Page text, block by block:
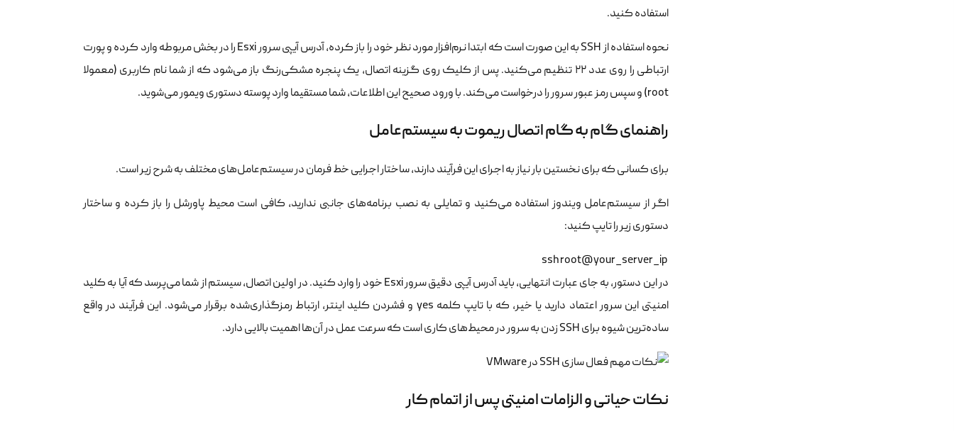
استفاده کنید.
نحوه استفاده از SSH به این صورت است که ابتدا نرم‌افزار مورد نظر خود را باز کرده، آدرس آیپی سرور Esxi را در بخش مربوطه وارد کرده و پورت
ارتباطی را روی عدد ۲۲ تنظیم می‌کنید. پس از کلیک روی گزینه اتصال، یک پنجره مشکی‌رنگ باز می‌شود که از شما نام کاربری (معمولا
root) و سپس رمز عبور سرور را درخواست می‌کند. با ورود صحیح این اطلاعات، شما مستقیما وارد پوسته دستوری ویمور می‌شوید.
راهنمای گام به گام اتصال ریموت به سیستم‌عامل
برای کسانی که برای نخستین بار نیاز به اجرای این فرآیند دارند، ساختار اجرایی خط فرمان در سیستم‌عامل‌های مختلف به شرح زیر است.
اگر از سیستم‌عامل ویندوز استفاده می‌کنید و تمایلی به نصب برنامه‌های جانبی ندارید، کافی است محیط پاورشل را باز کرده و ساختار
دستوری زیر را تایپ کنید:
در این دستور، به جای عبارت انتهایی، باید آدرس آیپی دقیق سرور Esxi خود را وارد کنید. در اولین اتصال، سیستم از شما می‌پرسد که آیا به کلید
امنیتی این سرور اعتماد دارید یا خیر، که با تایپ کلمه yes و فشردن کلید اینتر، ارتباط رمزگذاری‌شده برقرار می‌شود. این فرآیند در واقع
ساده‌ترین شیوه برای SSH زدن به سرور در محیط‌های کاری است که سرعت عمل در آن‌ها اهمیت بالایی دارد.
نکات حیاتی و الزامات امنیتی پس از اتمام کار